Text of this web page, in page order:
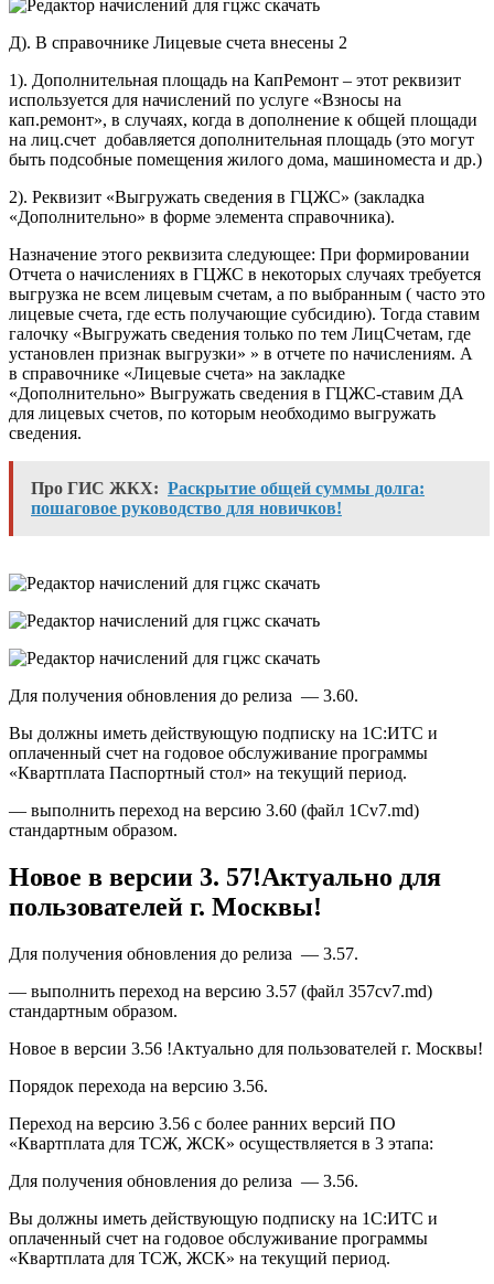
Д). В справочнике Лицевые счета внесены 2
1). Дополнительная площадь на КапРемонт – этот реквизит
используется для начислений по услуге «Взносы на
кап.ремонт», в случаях, когда в дополнение к общей площади
на лиц.счет добавляется дополнительная площадь (это могут
быть подсобные помещения жилого дома, машиноместа и др.)
2). Реквизит «Выгружать сведения в ГЦЖС» (закладка
«Дополнительно» в форме элемента справочника).
Назначение этого реквизита следующее: При формировании
Отчета о начислениях в ГЦЖС в некоторых случаях требуется
выгрузка не всем лицевым счетам, а по выбранным ( часто это
лицевые счета, где есть получающие субсидию). Тогда ставим
галочку «Выгружать сведения только по тем ЛицСчетам, где
установлен признак выгрузки» » в отчете по начислениям. А
в справочнике «Лицевые счета» на закладке
«Дополнительно» Выгружать сведения в ГЦЖС-ставим ДА
для лицевых счетов, по которым необходимо выгружать
сведения.
Про ГИС ЖКХ: Раскрытие общей суммы долга:
пошаговое руководство для новичков!
Для получения обновления до релиза — 3.60.
Вы должны иметь действующую подписку на 1С:ИТС и
оплаченный счет на годовое обслуживание программы
«Квартплата Паспортный стол» на текущий период.
— выполнить переход на версию 3.60 (файл 1Cv7.md)
стандартным образом.
Новое в версии 3. 57!Актуально для
пользователей г. Москвы!
Для получения обновления до релиза — 3.57.
— выполнить переход на версию 3.57 (файл 357сv7.md)
стандартным образом.
Новое в версии 3.56 !Актуально для пользователей г. Москвы!
Порядок перехода на версию 3.56.
Переход на версию 3.56 с более ранних версий ПО
«Квартплата для ТСЖ, ЖСК» осуществляется в 3 этапа:
Для получения обновления до релиза — 3.56.
Вы должны иметь действующую подписку на 1С:ИТС и
оплаченный счет на годовое обслуживание программы
«Квартплата для ТСЖ, ЖСК» на текущий период.